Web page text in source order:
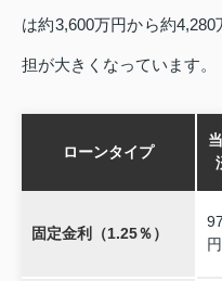
は約3,600万円から約
担が大きくなっています。
ローンタイプ
固定金利（1.25％）
円